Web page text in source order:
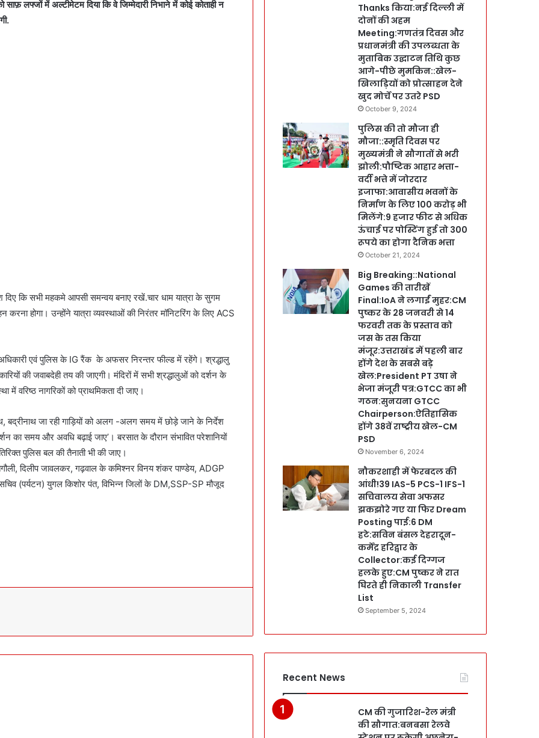
लफ्जों में अल्टीमेटम दिया कि वे जिम्मेदारी निभाने में कोई कोताही न
कि सभी महकमे आपसी समन्वय बनाए रखें.चार धाम यात्रा के सुगम
करना होगा। उन्होंने यात्रा व्यवस्थाओं की निरंतर मॉनिटरिंग के लिए ACS
अधिकारी एवं पुलिस के IG रैंक के अफसर निरन्तर फील्ड में रहेंगे। श्रद्धालु
की जवाबदेही तय की जाएगी। मंदिरों में सभी श्रद्धालुओं को दर्शन के
वरिष्ठ नागरिकों को प्राथमिकता दी जाए।
बद्रीनाथ जा रही गाड़ियों को अलग -अलग समय में छोड़े जाने के निर्देश
समय और अवधि बढ़ाई जाए’। बरसात के दौरान संभावित परेशानियों
पुलिस बल की तैनाती भी की जाए।
दिलीप जावलकर, गढ़वाल के कमिश्नर विनय शंकर पाण्डेय, ADGP
(पर्यटन) युगल किशोर पंत, विभिन्न जिलों के DM,SSP-SP मौजूद
Thanks किया:नई दिल्ली में
दोनों की अहम
Meeting:गणतंत्र दिवस और
प्रधानमंत्री की उपलब्धता के
मुताबिक उद्घाटन तिथि कुछ
आगे-पीछे मुमकिन::खेल-
खिलाड़ियों को प्रोत्साहन देने
खुद मोर्चे पर उतरे PSD
October 9, 2024
पुलिस की तो मौजा ही
मौजा::स्मृति दिवस पर
मुख्यमंत्री ने सौगातों से भरी
झोली:पौष्टिक आहार भत्ता-
वर्दी भत्ते में जोरदार
इजाफा:आवासीय भवनों के
निर्माण के लिए 100 करोड़ भी
मिलेंगे:9 हजार फीट से अधिक
ऊंचाई पर पोस्टिंग हुई तो 300
रूपये का होगा दैनिक भत्ता
October 21, 2024
Big Breaking::National
Games की तारीखें
Final:IoA ने लगाईं मुहर:CM
पुष्कर के 28 जनवरी से 14
फरवरी तक के प्रस्ताव को
जस के तस किया
मंजूर:उत्तराखंड में पहली बार
होंगे देश के सबसे बड़े
खेल:President PT उषा ने
भेजा मंजूरी पत्र:GTCC का भी
गठन:सुनयना GTCC
Chairperson:ऐतिहासिक
होंगे 38वें राष्ट्रीय खेल-CM
PSD
November 6, 2024
नौकरशाही में फेरबदल की
आंधी!39 IAS-5 PCS-1 IFS-1
सचिवालय सेवा अफसर
झकझोरे गए या फिर Dream
Posting पाई:6 DM
हटे:सविन बंसल देहरादून-
कर्मेंद्र हरिद्वार के
Collector:कई दिग्गज
हलके हुए:CM पुष्कर ने रात
घिरते ही निकाली Transfer
List
September 5, 2024
Recent News
CM की गुजारिश-रेल मंत्री
की सौगात:बनबसा रेलवे